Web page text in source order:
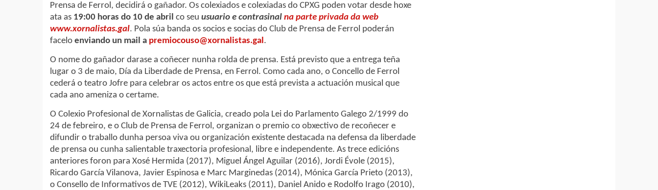
Prensa de Ferrol, decidirá o gañador. Os colexiados e colexiadas do CPXG poden votar desde hoxe
ata as 19:00 horas do 10 de abril co seu usuario e contrasinal na parte privada da web
www.xornalistas.gal. Pola súa banda os socios e socias do Club de Prensa de Ferrol poderán
facelo enviando un mail a premiocouso@xornalistas.gal.
O nome do gañador darase a coñecer nunha rolda de prensa. Está previsto que a entrega teña
lugar o 3 de maio, Día da Liberdade de Prensa, en Ferrol. Como cada ano, o Concello de Ferrol
cederá o teatro Jofre para celebrar os actos entre os que está prevista a actuación musical que
cada ano ameniza o certame.
O Colexio Profesional de Xornalistas de Galicia, creado pola Lei do Parlamento Galego 2/1999 do
24 de febreiro, e o Club de Prensa de Ferrol, organizan o premio co obxectivo de recoñecer e
difundir o traballo dunha persoa viva ou organización existente destacada na defensa da liberdade
de prensa ou cunha salientable traxectoria profesional, libre e independente. As trece edicións
anteriores foron para Xosé Hermida (2017), Miguel Ángel Aguilar (2016), Jordi Évole (2015),
Ricardo García Vilanova, Javier Espinosa e Marc Marginedas (2014), Mónica García Prieto (2013),
o Consello de Informativos de TVE (2012), WikiLeaks (2011), Daniel Anido e Rodolfo Irago (2010),